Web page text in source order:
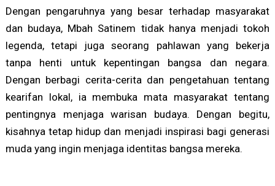
Dengan pengaruhnya yang besar terhadap masyarakat
dan budaya, Mbah Satinem tidak hanya menjadi tokoh
legenda, tetapi juga seorang pahlawan yang bekerja
tanpa henti untuk kepentingan bangsa dan negara.
Dengan berbagi cerita-cerita dan pengetahuan tentang
kearifan lokal, ia membuka mata masyarakat tentang
pentingnya menjaga warisan budaya. Dengan begitu,
kisahnya tetap hidup dan menjadi inspirasi bagi generasi
muda yang ingin menjaga identitas bangsa mereka.